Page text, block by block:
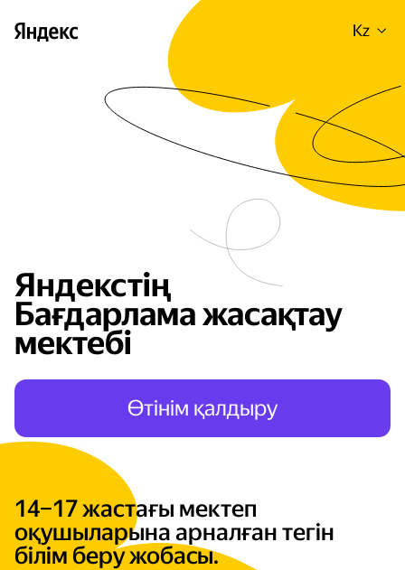
Kz
Яндекстің
Бағдарлама жасақтау
мектебі
Өтінім қалдыру
14–17 жастағы мектеп
оқушыларына арналған тегін
білім беру жобасы.